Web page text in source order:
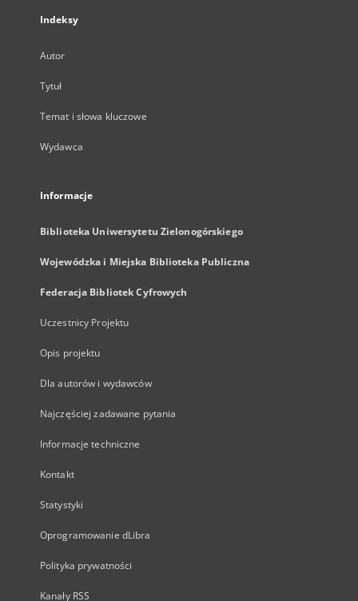
Indeksy
Autor
Tytuł
Temat i słowa kluczowe
Wydawca
Informacje
Biblioteka Uniwersytetu Zielonogórskiego
Wojewódzka i Miejska Biblioteka Publiczna
Federacja Bibliotek Cyfrowych
Uczestnicy Projektu
Opis projektu
Dla autorów i wydawców
Najczęściej zadawane pytania
Informacje techniczne
Kontakt
Statystyki
Oprogramowanie dLibra
Polityka prywatności
Kanały RSS